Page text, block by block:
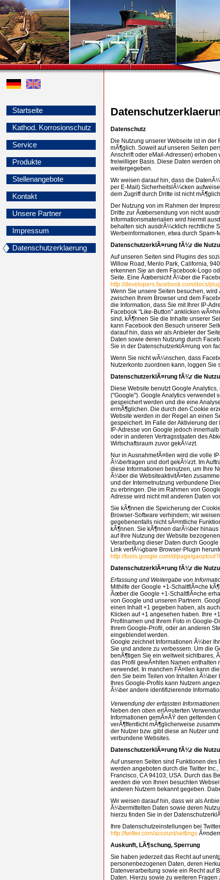
Startseite
Kathod. Korrosionschutz
Service
Produkte
Stellenangebote
Kontakt
Unsere Partner
Impressum
Datenschutzerklaerung
Datenschutz
Die Nutzung unserer Webseite ist in
mÃ¶glich. Soweit auf unseren Seiten
Anschrift oder eMail-Adressen) erhoben
freiwilliger Basis. Diese Daten werden
weitergegeben.
Wir weisen darauf hin, dass die
per E-Mail) SicherheitslÃ¼cken
dem Zugriff durch Dritte ist nicht
Der Nutzung von im Rahmen der
Dritte zur Ãœbersendung von nicht
Informationsmaterialien wird hiermit
behalten sich ausdrÃ¼cklich rechtliche
Werbeinformationen, etwa durch Spam-
DatenschutzerklÃ¤rung fÃ¼r die
Auf unseren Seiten sind Plugins des
Willow Road, Menlo Park, California,
erkennen Sie an dem Facebook-Logo
Seite. Eine Ãœbersicht Ã¼ber die
http://developers.facebook.com/docs/
Wenn Sie unsere Seiten besuchen,
zwischen Ihrem Browser und dem
die Information, dass Sie mit Ihrer IP-
Facebook "Like-Button" anklicken
sind, kÃ¶nnen Sie die Inhalte unserer
kann Facebook den Besuch unserer
darauf hin, dass wir als Anbieter der
Daten sowie deren Nutzung durch
Sie in der DatenschutzerklÃ¤rung von
Wenn Sie nicht wÃ¼nschen, dass
Nutzerkonto zuordnen kann, loggen Sie
DatenschutzerklÃ¤rung fÃ¼r die
Diese Website benutzt Google
("Google"). Google Analytics verwendet
gespeichert werden und die eine
ermÃ¶glichen. Die durch den Cookie
Website werden in der Regel an einen
gespeichert. Im Falle der Aktivierung
IP-Adresse von Google jedoch
oder in anderen Vertragsstaaten des
Wirtschaftsraum zuvor gekÃ¼rzt.
Nur in AusnahmefÃ¤llen wird die volle
Ã¼bertragen und dort gekÃ¼rzt. Im
diese Informationen benutzen, um Ihre
Ã¼ber die WebsiteaktivitÃ¤ten
und der Internetnutzung verbundene
zu erbringen. Die im Rahmen von
Adresse wird nicht mit anderen Daten
Sie kÃ¶nnen die Speicherung der
Browser-Software verhindern; wir
gegebenenfalls nicht sÃ¤mtliche
kÃ¶nnen. Sie kÃ¶nnen darÃ¼ber
auf Ihre Nutzung der Website
Verarbeitung dieser Daten durch
Link verfÃ¼gbare Browser-Plugin
http://tools.google.com/dlpage/
DatenschutzerklÃ¤rung fÃ¼r die
Erfassung und Weitergabe von
Mithilfe der Google +1-SchaltflÃ¤che
Ãœber die Google +1-SchaltflÃ¤che
von Google und unseren Partnern.
einen Inhalt +1 gegeben haben, als
Klicken auf +1 angesehen haben. Ihre
Profilnamen und Ihrem Foto in Google-
Ihrem Google-Profil, oder an anderen
eingeblendet werden.
Google zeichnet Informationen Ã¼ber
Sie und andere zu verbessern. Um die
benÃ¶tigen Sie ein weltweit sichtbares,
das Profil gewÃ¤hlten Namen
verwendet. In manchen FÃ¤llen kann
den Sie beim Teilen von Inhalten Ã¼ber
Ihres Google-Profils kann Nutzern
Ã¼ber andere identifizierende
Verwendung der erfassten
Neben den oben erlÃ¤uterten
Informationen gemÃ¤ÃŸ den geltenden
verÃ¶ffentlicht mÃ¶glicherweise
der Nutzer bzw. gibt diese an Nutzer
verbundene Websites.
DatenschutzerklÃ¤rung fÃ¼r die
Auf unseren Seiten sind Funktionen
werden angeboten durch die Twitter
Francisco, CA 94103, USA. Durch das
werden die von Ihnen besuchten
anderen Nutzern bekannt gegeben.
Wir weisen darauf hin, dass wir als
Ã¼bermittelten Daten sowie deren
hierzu finden Sie in der
Ihre Datenschutzeinstellungen bei
http://twitter.com/account/settings
Auskunft, LÃ¶schung, Sperrung
Sie haben jederzeit das Recht auf
personenbezogenen Daten, deren
Datenverarbeitung sowie ein Recht auf
Daten. Hierzu sowie zu weiteren